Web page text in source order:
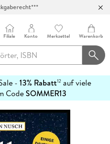
Filiale Konto Merkzettel Warenkorb
- 13% Rabatt12 auf viele
CodeSOMMER13